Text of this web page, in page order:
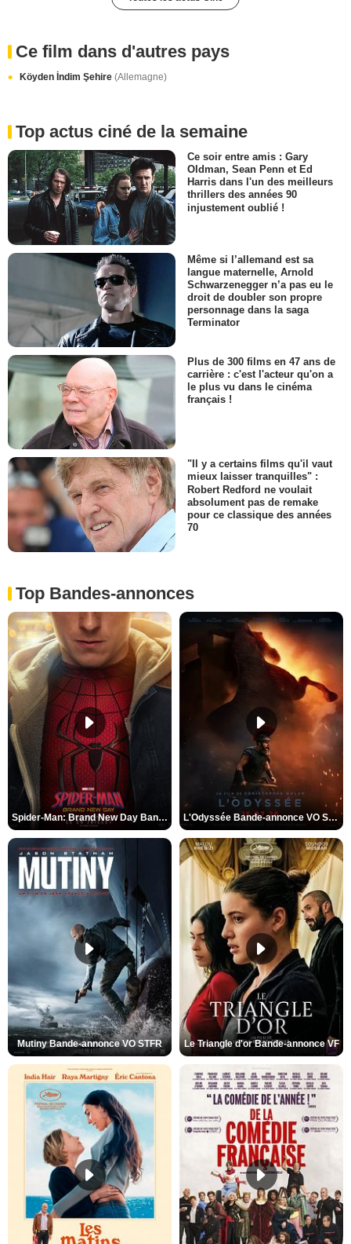
Ce film dans d'autres pays
Köyden İndim Şehire (Allemagne)
Top actus ciné de la semaine
Ce soir entre amis : Gary
Oldman, Sean Penn et Ed
Harris dans l'un des meilleurs
thrillers des années 90
injustement oublié !
Même si l’allemand est sa
langue maternelle, Arnold
Schwarzenegger n’a pas eu le
droit de doubler son propre
personnage dans la saga
Terminator
Plus de 300 films en 47 ans de
carrière : c'est l'acteur qu'on a
le plus vu dans le cinéma
français !
"Il y a certains films qu'il vaut
mieux laisser tranquilles" :
Robert Redford ne voulait
absolument pas de remake
pour ce classique des années
70
Top Bandes-annonces
Spider-Man: Brand New Day Bande-annonce VO STFR L'Odyssée Bande-annonce VO STFR
Mutiny Bande-annonce VO STFR Le Triangle d'or Bande-annonce VF